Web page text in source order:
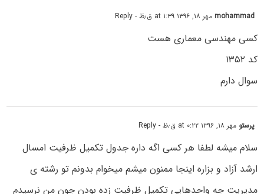
mohammadمهر ۱۸, ۱۳۹۶ at ۱:۳۹ ق٫ظ - Reply
کسی مهندسی معماری هست
کد ۱۳۵۲
سوال دارم
پرستو مهر ۱۸, ۱۳۹۶ at ۰:۲۲ ق٫ظ - Reply
سلام میشه لطفا هر کسی اگه داره جدول تکمیل ظرفیت امسال
ارشد آزاد و بزاره اینجا ممنون میشم میخوام بدونم تو رشته ی
مدیریت چه واحدهایی تکمیل ظرفیت زده بودن چون من نرسیدم